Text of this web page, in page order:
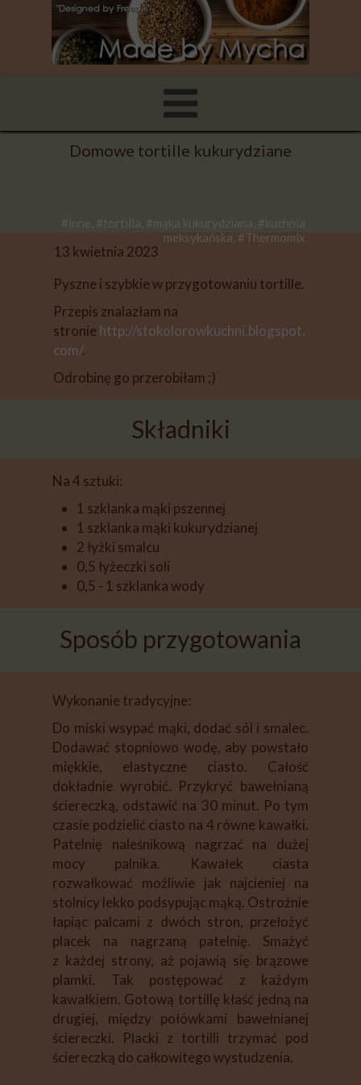
#inne, #tortilla, #mąka kukurydziana, #kuchnia
meksykańska, #Thermomix
13 kwietnia 2023
Domowe tortille kukurydziane
Pyszne i szybkie w przygotowaniu tortille.
Przepis znalazłam na
stronie http://stokolorowkuchni.blogspot.
com/.
Odrobinę go przerobiłam ;)
Składniki
Na 4 sztuki:
1 szklanka mąki pszennej
1 szklanka mąki kukurydzianej
2 łyżki smalcu
0,5 łyżeczki soli
0,5 - 1 szklanka wody
Sposób przygotowania
Wykonanie tradycyjne:
Do miski wsypać mąki, dodać sól i smalec.
Dodawać stopniowo wodę, aby powstało
miękkie, elastyczne ciasto. Całość
dokładnie wyrobić. Przykryć bawełnianą
ściereczką, odstawić na 30 minut. Po tym
czasie podzielić ciasto na 4 równe kawałki.
Patelnię naleśnikową nagrzać na dużej
mocy palnika. Kawałek ciasta
rozwałkować możliwie jak najcieniej na
stolnicy lekko podsypując mąką. Ostrożnie
łapiąc palcami z dwóch stron, przełożyć
placek na nagrzaną patelnię. Smażyć
z każdej strony, aż pojawią się brązowe
plamki. Tak postępować z każdym
kawałkiem. Gotową tortillę kłaść jedną na
drugiej, między połówkami bawełnianej
ściereczki. Placki z tortilli trzymać pod
ściereczką do całkowitego wystudzenia.